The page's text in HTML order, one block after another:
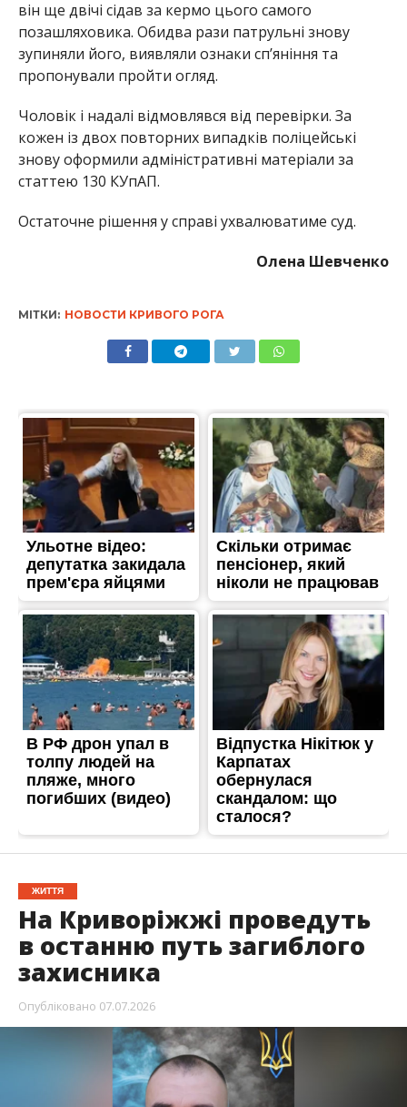
він ще двічі сідав за кермо цього самого
позашляховика. Обидва рази патрульні знову
зупиняли його, виявляли ознаки сп’яніння та
пропонували пройти огляд.
Чоловік і надалі відмовлявся від перевірки. За
кожен із двох повторних випадків поліцейські
знову оформили адміністративні матеріали за
статтею 130 КУпАП.
Остаточне рішення у справі ухвалюватиме суд.
Олена Шевченко
МІТКИ: НОВОСТИ КРИВОГО РОГА
ЖИТТЯ
На Криворіжжі проведуть
в останню путь загиблого
захисника
Опубліковано 07.07.2026